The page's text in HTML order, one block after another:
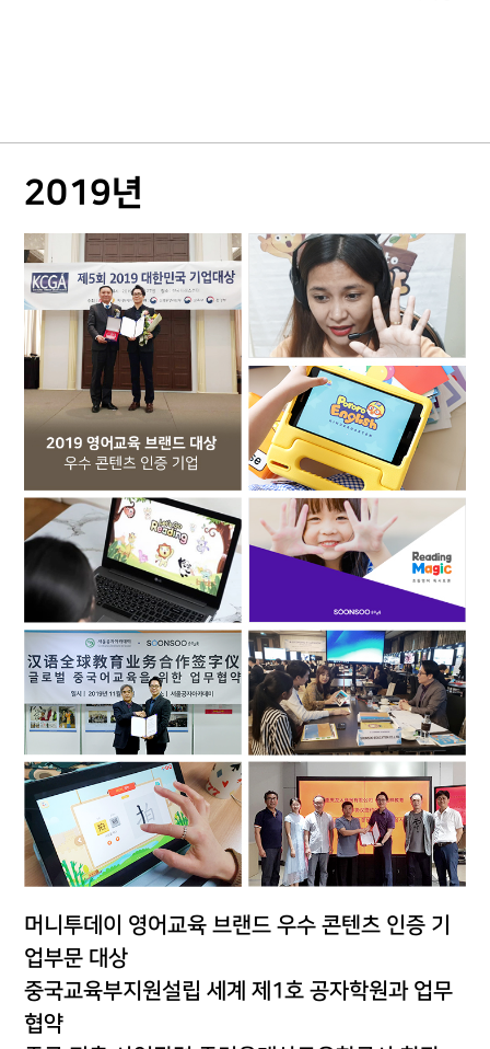
2019년
머니투데이 영어교육 브랜드 우수 콘텐츠 인증 기
업부문 대상
중국교육부지원설립 세계 제1호 공자학원과 업무
협약